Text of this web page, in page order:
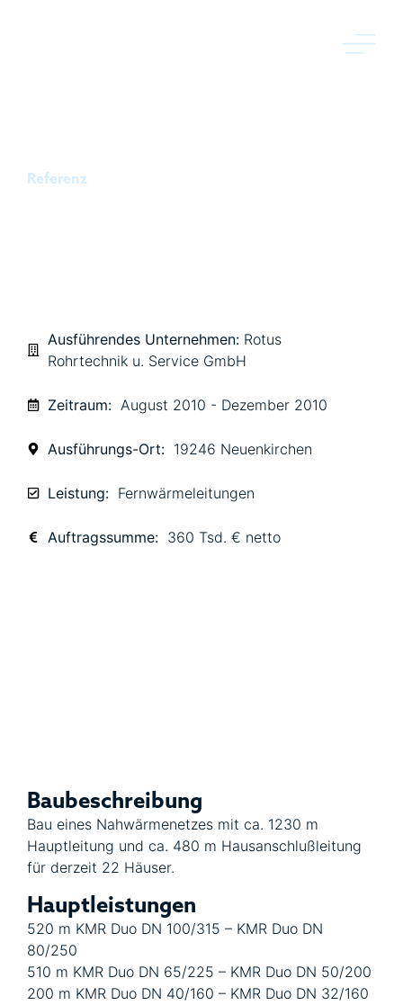
Referenz
Ausführendes Unternehmen: Rotus
Rohrtechnik u. Service GmbH
Zeitraum:August 2010 - Dezember 2010
Ausführungs-Ort:19246 Neuenkirchen
Leistung: Fernwärmeleitungen
Auftragssumme:360 Tsd. € netto
Baubeschreibung
Bau eines Nahwärmenetzes mit ca. 1230 m
Hauptleitung und ca. 480 m Hausanschlußleitung
für derzeit 22 Häuser.
Hauptleistungen
520 m KMR Duo DN 100/315 – KMR Duo DN
80/250
510 m KMR Duo DN 65/225 – KMR Duo DN 50/200
200 m KMR Duo DN 40/160 – KMR Duo DN 32/160